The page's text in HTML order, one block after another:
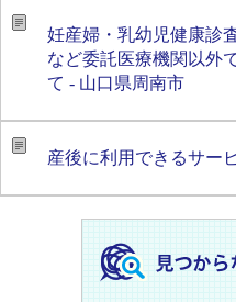
妊産婦・乳幼児健康診
など委託医療機関以外
て - 山口県周南市
産後に利用できるサー